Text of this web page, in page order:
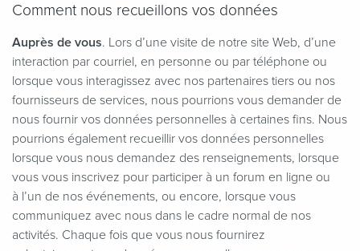
Comment nous recueillons vos données
Auprès de vous. Lors d’une visite de notre site Web, d’une
interaction par courriel, en personne ou par téléphone ou
lorsque vous interagissez avec nos partenaires tiers ou nos
fournisseurs de services, nous pourrions vous demander de
nous fournir vos données personnelles à certaines fins. Nous
pourrions également recueillir vos données personnelles
lorsque vous nous demandez des renseignements, lorsque
vous vous inscrivez pour participer à un forum en ligne ou
à l’un de nos événements, ou encore, lorsque vous
communiquez avec nous dans le cadre normal de nos
activités. Chaque fois que vous nous fournirez